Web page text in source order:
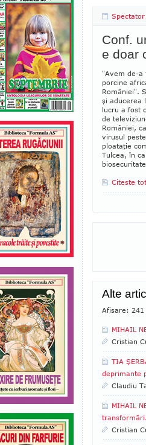
Spectator
Conf.
e doar
"Avem de-a
porcine
României".
şi aducerea
lucru a fost
de
Româ­niei,
virusul
ploataţie
Tul­­cea, în
Citeste
Alte
Afisare: 241
MIHAIL
Cristian
TIA
deprimante
Claudiu
MIHAIL
Cristian